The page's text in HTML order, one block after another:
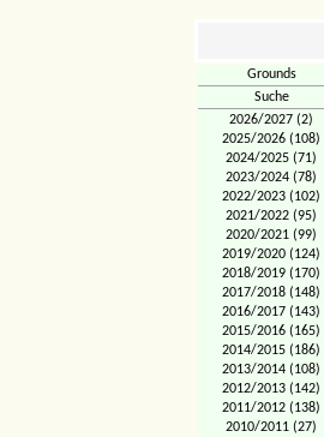
Grounds
Suche
2026/2027 (2)
2025/2026 (108)
2024/2025 (71)
2023/2024 (78)
2022/2023 (102)
2021/2022 (95)
2020/2021 (99)
2019/2020 (124)
2018/2019 (170)
2017/2018 (148)
2016/2017 (143)
2015/2016 (165)
2014/2015 (186)
2013/2014 (108)
2012/2013 (142)
2011/2012 (138)
2010/2011 (27)